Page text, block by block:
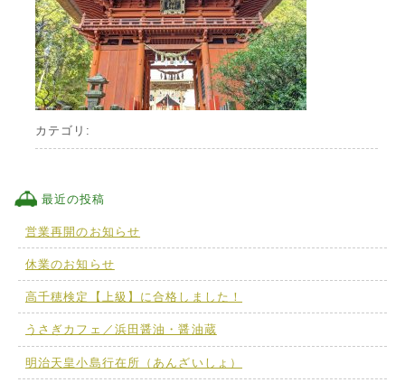
カテゴリ:
最近の投稿
営業再開のお知らせ
休業のお知らせ
高千穂検定【上級】に合格しました！
うさぎカフェ／浜田醤油・醤油蔵
明治天皇小島行在所（あんざいしょ）